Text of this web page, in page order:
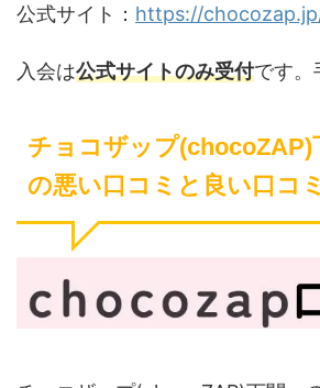
公式サイト： https://
入会は公式サイトのみ受付です。
チョコザップ(chocoZAP)
の悪い口コミと良い口コ